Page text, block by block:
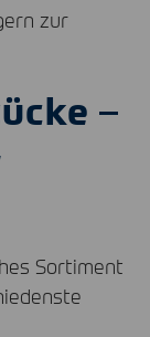
zur
–
Sortiment